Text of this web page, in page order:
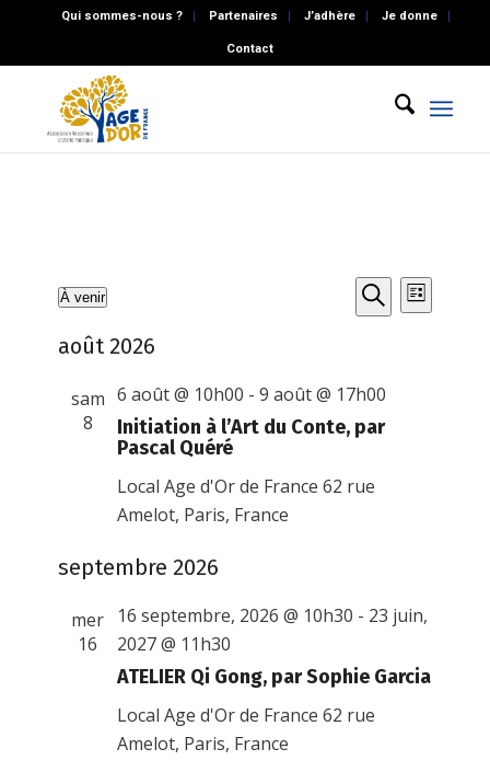
Qui sommes-nous ? Partenaires J’adhère Je donne
Contact
Évènements
et
de
vues
Recherche
de
Liste
À venir
une
août 2026
sam
8
Initiation à l’Art du Conte, par
Pascal Quéré
6 août @ 10h00 -9 août @ 17h00
Local Age d'Or de France62 rue
Amelot, Paris, France
septembre 2026
mer
16
ATELIER Qi Gong, par Sophie Garcia
16 septembre, 2026 @ 10h30 - 23 juin,
2027 @ 11h30
Local Age d'Or de France62 rue
Amelot, Paris, France